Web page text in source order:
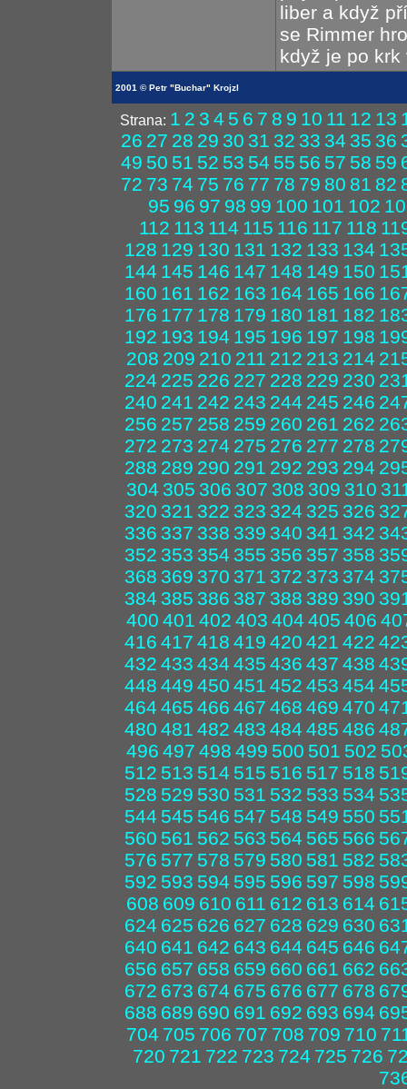
liber a když
se Rimmer
když je po
2001 © Petr "Buchar" Krojzl
Strana: 1 2 3 4 5 6 7 8 9 10 11 12 13
26 27 28 29 30 31 32 33 34 35 36
49 50 51 52 53 54 55 56 57 58 59
72 73 74 75 76 77 78 79 80 81 82
95 96 97 98 99 100 101 102
112 113 114 115 116 117 118
128 129 130 131 132 133 134
144 145 146 147 148 149 150
160 161 162 163 164 165 166
176 177 178 179 180 181 182
192 193 194 195 196 197 198
208 209 210 211 212 213 214
224 225 226 227 228 229 230
240 241 242 243 244 245 246
256 257 258 259 260 261 262
272 273 274 275 276 277 278
288 289 290 291 292 293 294
304 305 306 307 308 309 310
320 321 322 323 324 325 326
336 337 338 339 340 341 342
352 353 354 355 356 357 358
368 369 370 371 372 373 374
384 385 386 387 388 389 390
400 401 402 403 404 405 406
416 417 418 419 420 421 422
432 433 434 435 436 437 438
448 449 450 451 452 453 454
464 465 466 467 468 469 470
480 481 482 483 484 485 486
496 497 498 499 500 501 502
512 513 514 515 516 517 518
528 529 530 531 532 533 534
544 545 546 547 548 549 550
560 561 562 563 564 565 566
576 577 578 579 580 581 582
592 593 594 595 596 597 598
608 609 610 611 612 613 614
624 625 626 627 628 629 630
640 641 642 643 644 645 646
656 657 658 659 660 661 662
672 673 674 675 676 677 678
688 689 690 691 692 693 694
704 705 706 707 708 709 710
720 721 722 723 724 725 726